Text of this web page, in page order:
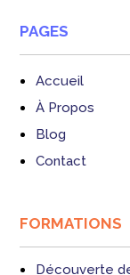
PAGES
Accueil
À Propos
Blog
Contact
FORMATIONS
Découverte